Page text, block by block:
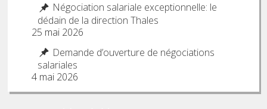
Négociation salariale exceptionnelle: le
dédain de la direction Thales
25 mai 2026
Demande d’ouverture de négociations
salariales
4 mai 2026